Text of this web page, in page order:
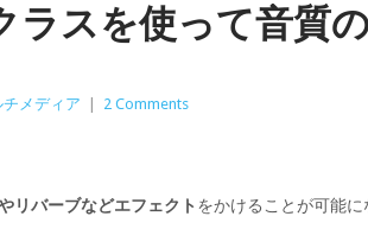
ラスを使って音質
チメディア 2 Comments
リバーブなどエフェクト をかけることが可能に